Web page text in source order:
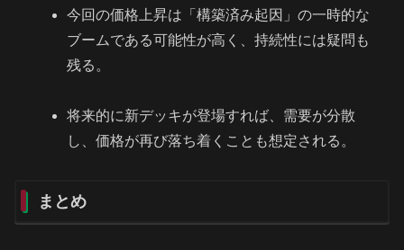
今回の価格上昇は「構築済み起因」の一時的な
ブームである可能性が高く、持続性には疑問も
残る。
将来的に新デッキが登場すれば、需要が分散
し、価格が再び落ち着くことも想定される。
まとめ